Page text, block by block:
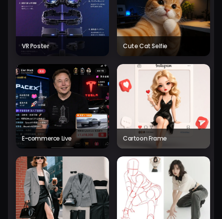
VR Poster Cute Cat Selfie
E-commerce Live Cartoon Frame